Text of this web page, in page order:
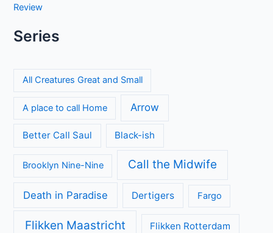
Review
Series
All Creatures Great and Small
A place to call Home Arrow
Better Call Saul Black-ish
Brooklyn Nine-Nine Call the Midwife
Death in Paradise Dertigers Fargo
Flikken Maastricht Flikken Rotterdam